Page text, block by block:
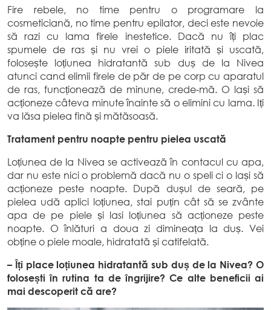
Fire rebele, no time pentru o programare la
cosmeticiană, no time pentru epilator, deci este nevoie
să razi cu lama firele inestetice. Dacă nu îți plac
spumele de ras și nu vrei o piele iritată și uscată,
folosește loțiunea hidratantă sub duș de la Nivea
atunci cand elimii firele de păr de pe corp cu aparatul
de ras, funcționează de minune, crede-mă. O lași să
acționeze câteva minute înainte să o elimini cu lama. Iți
va lăsa pielea fină și mătăsoasă.
Tratament pentru noapte pentru pielea uscată
Loțiunea de la Nivea se activează în contacul cu apa,
dar nu este nici o problemă dacă nu o speli ci o lași să
acționeze peste noapte. După dușul de seară, pe
pielea udă aplici loțiunea, stai puțin cât să se zvânte
apa de pe piele și lasi loțiunea să acționeze peste
noapte. O înlături a doua zi dimineața la duș. Vei
obține o piele moale, hidratată și catifelată.
– Îți place loțiunea hidratantă sub duș de la Nivea? O
folosești în rutina ta de îngrijire? Ce alte beneficii ai
mai descoperit că are?